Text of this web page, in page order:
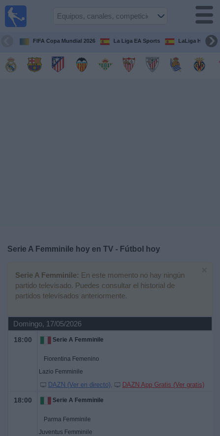
FIFA Copa Mundial 2026 La Liga EA Sports LaLiga
Serie A Femminile hoy en TV - Fútbol hoy
Serie A Femminile: En este momento no hay ningún
partido televisado. Puedes consultar el historial de
partidos televisados anteriormente.
Domingo, 17/05/2026
18:00 Serie A Femminile
Fiorentina Femenino
Lazio Femminile
DAZN (Ver en directo) DAZN App Gratis (Ver gratis)
18:00 Serie A Femminile
Parma Femminile
Juventus Femminile
Guía de
Televisados
Noticias
Widget